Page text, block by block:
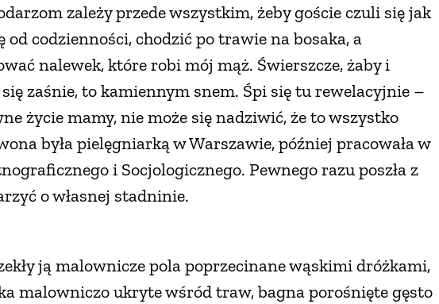
zależy przede wszystkim, żeby goście czuli się jak
codzienności, chodzić po trawie na bosaka, a
nalewek, które robi mój mąż. Świerszcze, żaby i
zaśnie, to kamiennym snem. Śpi się tu rewelacyjnie –
życie mamy, nie może się nadziwić, że to wszystko
była pielęgniarką w Warszawie, później pracowała w
i Socjologicznego. Pewnego razu poszła z
o własnej stadninie.
ją malownicze pola poprzecinane wąskimi dróżkami,
malowniczo ukryte wśród traw, bagna porośnięte gęsto